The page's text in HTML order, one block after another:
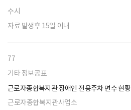
수시
자료 발생후 15일 이내
77
기타 정보공표
근로자종합복지관 장애인 전용주차 면수 현황
근로자종합복지관사업소